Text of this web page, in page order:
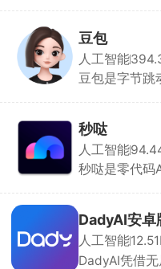
角色都拥有独
格，能根据设
设的回应，代
字、语音输入
豆包
人工智能
豆包是字节跳
解用户问题，
持语音输入与
择，甚至支持
高，交流自然
秒哒
人工智能
秒哒是零代码
览、改界面、
别人做好的
把想法变成真
DadyAI安卓
人工智能
DadyAI凭借